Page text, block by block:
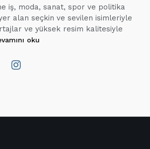
iş, moda, sanat, spor ve politika
yer alan seçkin ve sevilen isimleriyle
ve yüksek resim kalitesiyle
oku